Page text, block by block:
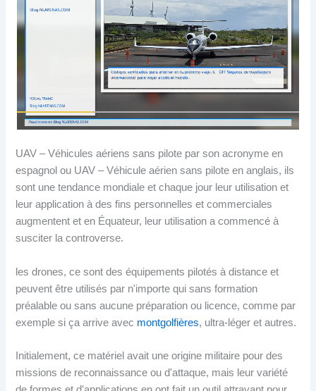
UAV – Véhicules aériens sans pilote par son acronyme en
espagnol ou UAV – Véhicule aérien sans pilote en anglais, ils
sont une tendance mondiale et chaque jour leur utilisation et
leur application à des fins personnelles et commerciales
augmentent et en Équateur, leur utilisation a commencé à
susciter la controverse.
les drones, ce sont des équipements pilotés à distance et
peuvent être utilisés par n'importe qui sans formation
préalable ou sans aucune préparation ou licence, comme par
exemple si ça arrive avec montgolfières, ultra-léger et autres.
Initialement, ce matériel avait une origine militaire pour des
missions de reconnaissance ou d'attaque, mais leur variété